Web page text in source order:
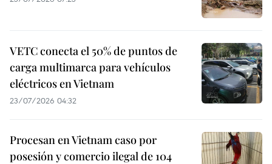
VETC conecta el 50% de puntos de
carga multimarca para vehículos
eléctricos en Vietnam
23/07/2026 04:32
Procesan en Vietnam caso por
posesión y comercio ilegal de 104